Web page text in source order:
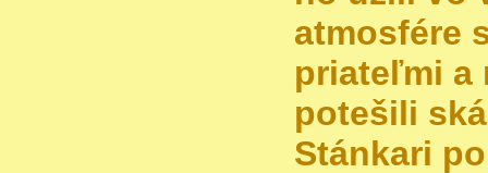
atmosfére
priateľmi a
potešili
Stánkari